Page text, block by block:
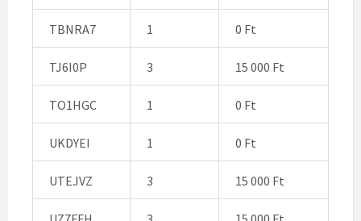
TBNRA7 1 0 Ft
TJ6I0P 3 15 000 Ft
TO1HGC 1 0 Ft
UKDYEI 1 0 Ft
UTEJVZ 3 15 000 Ft